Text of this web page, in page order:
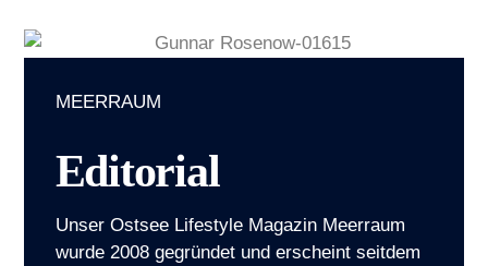
MEERRAUM
Editorial
Unser Ostsee Lifestyle Magazin Meerraum
wurde 2008 gegründet und erscheint seitdem